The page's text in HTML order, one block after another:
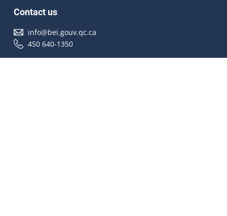
Contact us
info@bei.gouv.qc.ca
450 640-1350